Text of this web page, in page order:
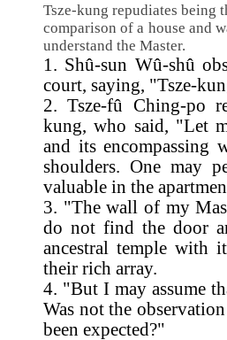
Tsze-kung repudiates being
comparison of a house and
understand the Master.
1. Shû-sun Wû-shû
court, saying, "Tsze-
2. Tsze-fû Ching-po
kung, who said, "Let
and its encompassing
shoulders. One may
valuable in the
3. "The wall of my
do not find the door
ancestral temple with
their rich array.
4. "But I may assume
Was not the
been expected?"